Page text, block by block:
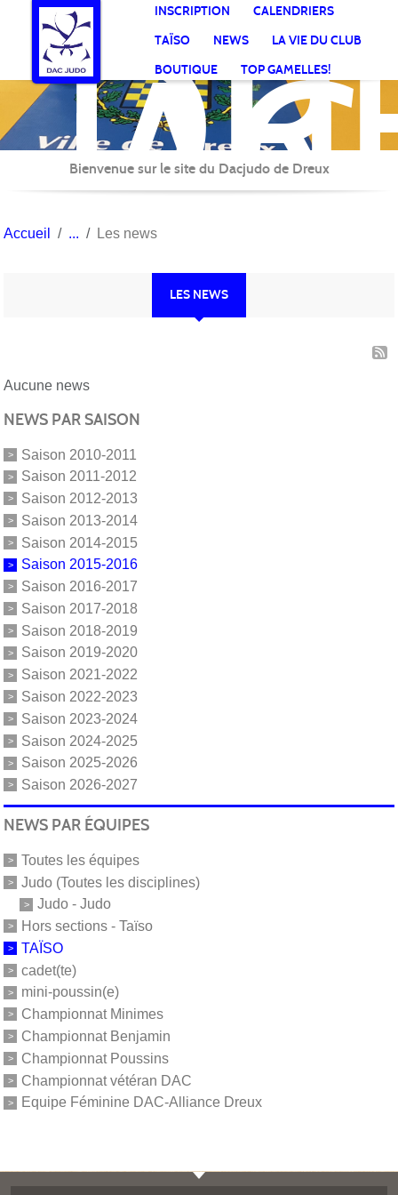
INSCRIPTION
CALENDRIERS
TAÏSO
NEWS
LA VIE DU CLUB
BOUTIQUE
TOP GAMELLES!
AC
Bienvenue sur le site du Dacjudo de Dreux
Accueil Les news
LES NEWS
Aucune news
NEWS PAR SAISON
Saison 2010-2011
Saison 2011-2012
Saison 2012-2013
Saison 2013-2014
Saison 2014-2015
Saison 2015-2016
Saison 2016-2017
Saison 2017-2018
Saison 2018-2019
Saison 2019-2020
Saison 2021-2022
Saison 2022-2023
Saison 2023-2024
Saison 2024-2025
Saison 2025-2026
Saison 2026-2027
NEWS PAR ÉQUIPES
Toutes les équipes
Judo (Toutes les disciplines)
Judo - Judo
Hors sections - Taïso
TAÏSO
cadet(te)
mini-poussin(e)
Championnat Minimes
Championnat Benjamin
Championnat Poussins
Championnat vétéran DAC
Equipe Féminine DAC-Alliance Dreux
Panneau de gestion des cookies